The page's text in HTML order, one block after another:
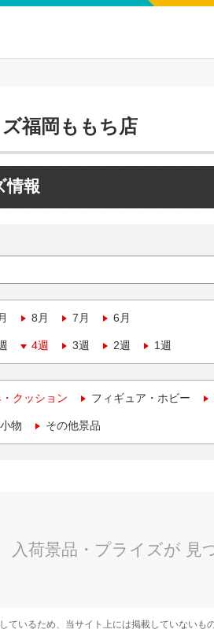
福岡ももち店
情報
8月 7月 6月
4週 3週 2週 1週
クッション フィギュア・ホビー
物 その他景品